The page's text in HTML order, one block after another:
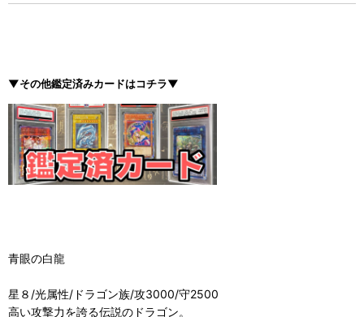
▼その他鑑定済みカードはコチラ▼
青眼の白龍
星８/光属性/ドラゴン族/攻3000/守2500
高い攻撃力を誇る伝説のドラゴン。